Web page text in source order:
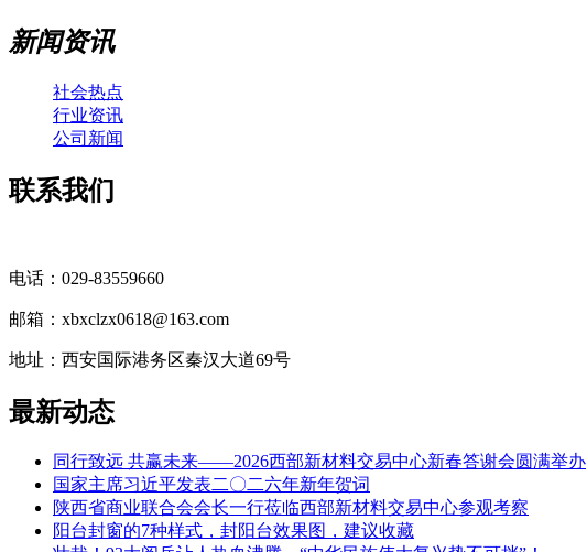
新闻资讯
社会热点
行业资讯
公司新闻
联系我们
电话：029-83559660
邮箱：xbxclzx0618@163.com
地址：西安国际港务区秦汉大道69号
最新动态
同行致远 共赢未来——2026西部新材料交易中心新春答谢会圆满举办
国家主席习近平发表二〇二六年新年贺词
陕西省商业联合会会长一行莅临西部新材料交易中心参观考察
阳台封窗的7种样式，封阳台效果图，建议收藏